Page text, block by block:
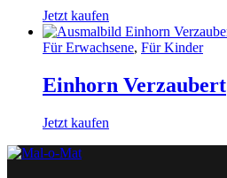
Jetzt kaufen
Für Erwachsene, Für Kinder
Einhorn Verzaubert
Jetzt kaufen